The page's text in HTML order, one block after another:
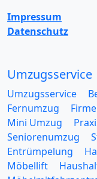
Impressum
Datenschutz
Umzugsservice
Umzugsservice
Fernumzug
Mini Umzug
Seniorenumzug
Entrümpelung
Möbellift